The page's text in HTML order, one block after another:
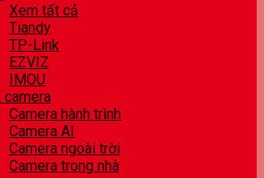
Xem tất cả
Tiandy
TP-Link
EZVIZ
IMOU
camera
Camera hành trình
Camera AI
Camera ngoài trời
Camera trong nhà